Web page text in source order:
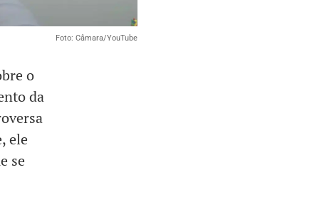
Foto: Câmara/YouTube
o
da
ele
se